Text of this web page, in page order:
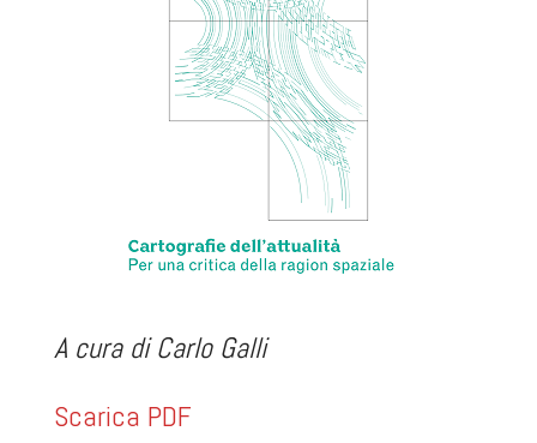
A cura di Carlo Galli
Scarica PDF